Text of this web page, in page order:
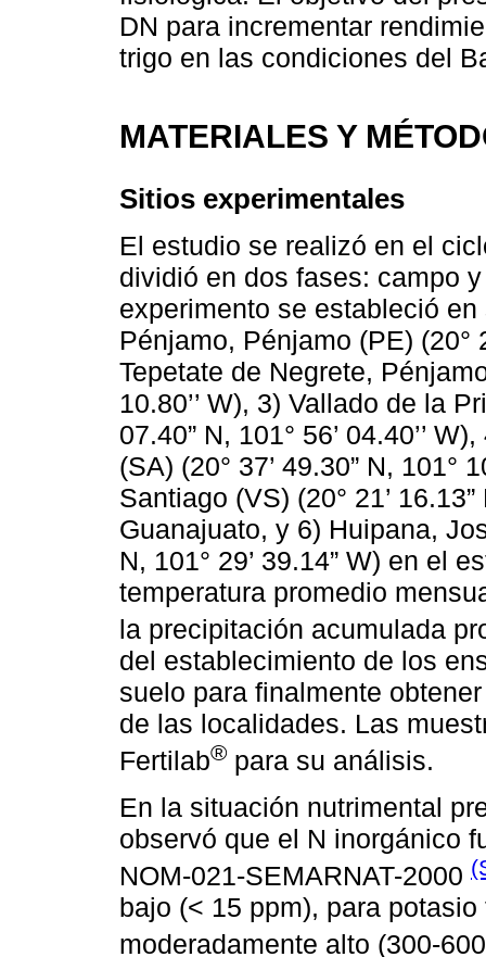
DN para incrementar
trigo en las condiciones del
MATERIALES Y
Sitios experimentales
El estudio se realizó en el
dividió en dos fases: campo
experimento se estableció
Pénjamo, Pénjamo (PE) (20°
Tepetate de Negrete,
10.80’’ W), 3) Vallado de la
07.40” N, 101° 56’ 04.40’’
(SA) (20° 37’ 49.30” N, 101°
Santiago (VS) (20° 21’
Guanajuato, y 6) Huipana,
N, 101° 29’ 39.14” W) en el
temperatura promedio
la precipitación acumulada
del establecimiento de los
suelo para finalmente
de las localidades. Las
Fertilab® para su análisis.
En la situación nutrimental
observó que el N inorgánico
NOM-021-SEMARNAT-2000
bajo (< 15 ppm), para
moderadamente alto (300-